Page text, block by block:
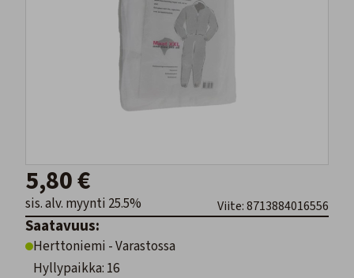
5,80 €
sis. alv. myynti 25.5% Viite: 8713884016556
Saatavuus:
Herttoniemi - Varastossa
Hyllypaikka: 16